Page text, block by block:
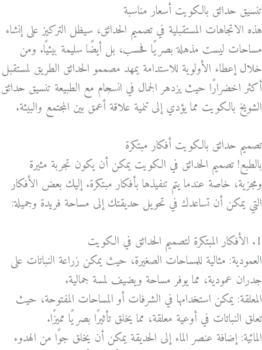
تنسيق حدائق بالكويت أسعار مناسبة
هذه الاتجاهات المستقبلية في تصميم الحدائق، سيظل التركيز على إنشاء
مساحات ليست مذهلة بصريًا فحسب، بل أيضًا سليمة بيئيًا. ومن
خلال إعطاء الأولوية للاستدامة يمهد مصممو الحدائق الطريق لمستقبل
أكثر اخضرارًا حيث يزدهر الجمال في انسجام مع الطبيعة تنسيق حدائق
الشويخ بالكويت مما يؤدي إلى تنمية علاقة أعمق بين المجتمع والبيئة.
تصميم حدائق بالكويت أفكار مبتكرة
بالطبع! تصميم الحدائق في الكويت يمكن أن يكون تجربة مثيرة
ومجزية، خاصة عندما يتم تنفيذها بأفكار مبتكرة. إليك بعض الأفكار
التي يمكن أن تساعدك في تحويل حديقتك إلى مساحة فريدة وجميلة:
1. الأفكار المبتكرة لتصميم الحدائق في الكويت
العمودية: مثالية للمساحات الصغيرة، حيث يمكن زراعة النباتات على
جدران عمودية، مما يوفر مساحة ويضيف لمسة جمالية.
المعلقة: يمكن استخدامها في الشرفات أو المساحات المفتوحة، حيث
تعلق النباتات في أوعية معلقة، مما يخلق تأثيرًا بصريًا مميزًا.
المائية: إضافة عنصر الماء إلى الحديقة يمكن أن يخلق جوًا من الهدوء